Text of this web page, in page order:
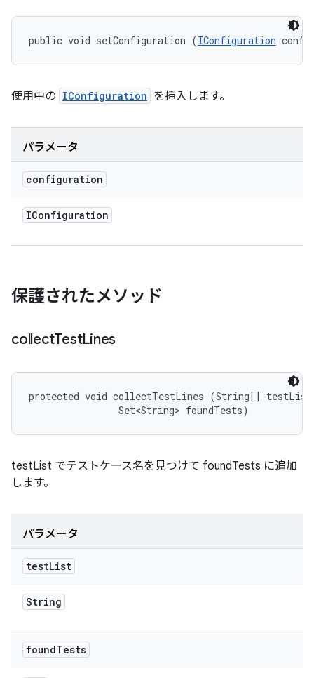
public void setConfiguration (IConfiguration
使用中の IConfiguration を挿入します。
パラメータ
configuration
IConfiguration
保護されたメソッド
collectTestLines
protected void collectTestLines (String[]
                Set<String> foundTests)
testList でテストケース名を見つけて foundTests に追加
します。
パラメータ
testList
String
foundTests